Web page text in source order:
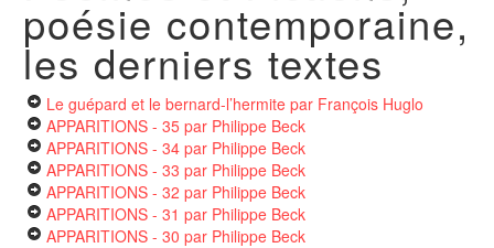
poésie contemporaine,
les derniers textes
Le guépard et le bernard-l’hermite par François Huglo
APPARITIONS - 35 par Philippe Beck
APPARITIONS - 34 par Philippe Beck
APPARITIONS - 33 par Philippe Beck
APPARITIONS - 32 par Philippe Beck
APPARITIONS - 31 par Philippe Beck
APPARITIONS - 30 par Philippe Beck